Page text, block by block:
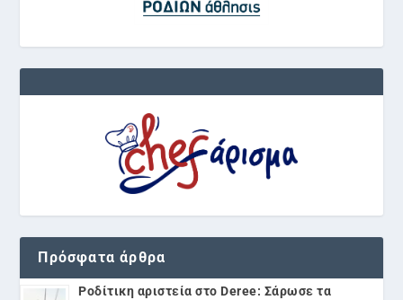
Πρόσφατα άρθρα
Ροδίτικη αριστεία στο Deree: Σάρωσε τα